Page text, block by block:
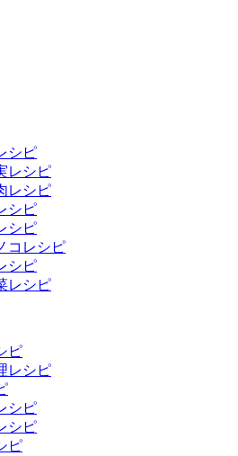
シピ
レシピ
レシピ
シピ
シピ
コレシピ
シピ
レシピ
ピ
レシピ
シピ
シピ
ピ